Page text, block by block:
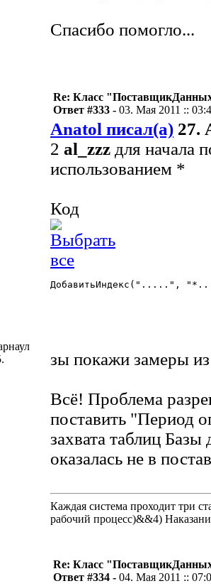
Спасибо помогло...
Re: Класс
Ответ #333 - 03. Мая 2011 ::
Anatol писал(а) 27.
2 al_zzz для начала
использованием *
Код
ДобавитьИндекс(".....",
зы покажи замеры
Всё! Проблема
поставить "Период
захвата таблиц
оказалась не в
Каждая система проходит три
рабочий процесс)&&4)
Re: Класс
Ответ #334 - 04. Мая 2011 ::